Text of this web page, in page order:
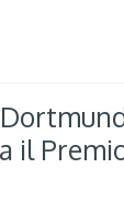
il